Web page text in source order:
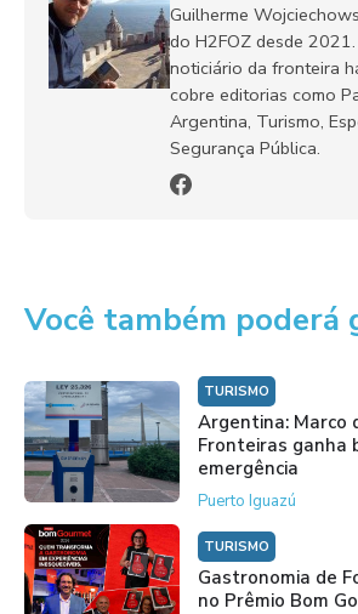
Guilherme
do H2FOZ desde
noticiário da fronteira
cobre editorias como
Argentina, Turismo,
Segurança Pública.
Você também poderá
TURISMO
Argentina: Marco
Fronteiras ganha
emergência
Puerto Iguazú
TURISMO
Gastronomia de
no Prêmio Bom